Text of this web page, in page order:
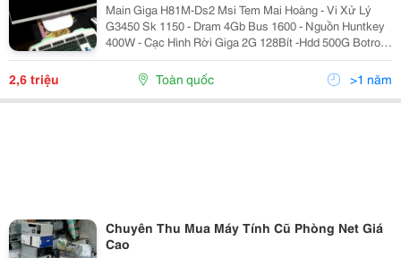
Main Giga H81M-Ds2 Msi Tem Mai Hoàng - Vi Xử Lý
G3450 Sk 1150 - Dram 4Gb Bus 1600 - Nguồn Huntkey
400W - Cạc Hình Rời Giga 2G 128Bít -Hdd 500G Botrom
Sever Game Gia : 2.690.000 Vnd - Màn Hinh : 20In , 22In
,24In, 27In Lg Samsung, Aoc Hd, Ful
2,6 triệu Toàn quốc >1 năm
Chuyên Thu Mua Máy Tính Cũ Phòng Net Giá
Cao